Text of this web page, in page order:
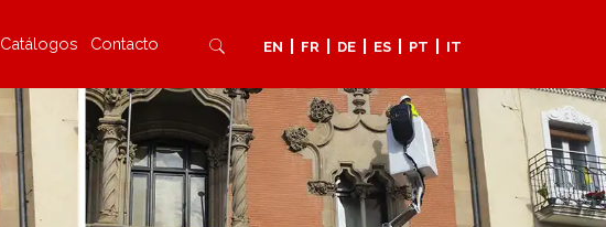
Catálogos Contacto EN FR DE ES PT IT